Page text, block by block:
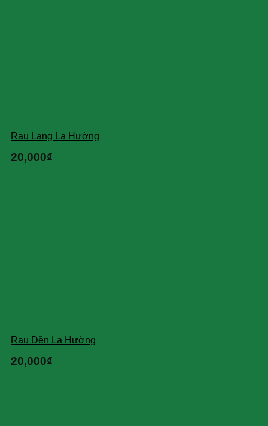
Rau Lang La Hường
20,000₫
Rau Dền La Hường
20,000₫